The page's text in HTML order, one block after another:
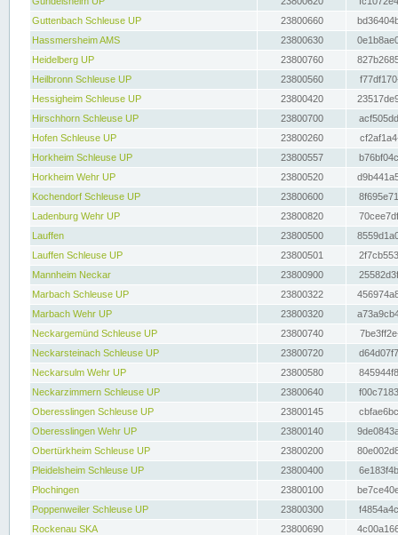
Guttenbach Schleuse UP
23800660
Hassmersheim AMS
23800630
Heidelberg UP
23800760
Heilbronn Schleuse UP
23800560
Hessigheim Schleuse UP
23800420
Hirschhorn Schleuse UP
23800700
Hofen Schleuse UP
23800260
Horkheim Schleuse UP
23800557
Horkheim Wehr UP
23800520
Kochendorf Schleuse UP
23800600
Ladenburg Wehr UP
23800820
Lauffen
23800500
Lauffen Schleuse UP
23800501
Mannheim Neckar
23800900
Marbach Schleuse UP
23800322
Marbach Wehr UP
23800320
Neckargemünd Schleuse UP
23800740
Neckarsteinach Schleuse UP
23800720
Neckarsulm Wehr UP
23800580
Neckarzimmern Schleuse UP
23800640
Oberesslingen Schleuse UP
23800145
Oberesslingen Wehr UP
23800140
Obertürkheim Schleuse UP
23800200
Pleidelsheim Schleuse UP
23800400
Plochingen
23800100
Poppenweiler Schleuse UP
23800300
Rockenau SKA
23800690